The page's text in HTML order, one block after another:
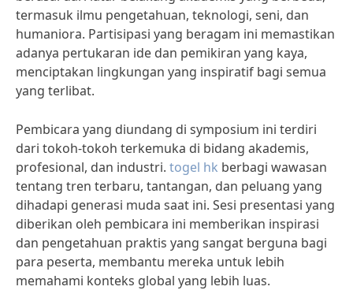
termasuk ilmu pengetahuan, teknologi, seni, dan
humaniora. Partisipasi yang beragam ini memastikan
adanya pertukaran ide dan pemikiran yang kaya,
menciptakan lingkungan yang inspiratif bagi semua
yang terlibat.
Pembicara yang diundang di symposium ini terdiri
dari tokoh-tokoh terkemuka di bidang akademis,
profesional, dan industri. togel hk berbagi wawasan
tentang tren terbaru, tantangan, dan peluang yang
dihadapi generasi muda saat ini. Sesi presentasi yang
diberikan oleh pembicara ini memberikan inspirasi
dan pengetahuan praktis yang sangat berguna bagi
para peserta, membantu mereka untuk lebih
memahami konteks global yang lebih luas.